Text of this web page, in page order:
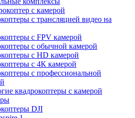
с камерой
с трансляцией видео на
с FPV камерой
с обычной камерой
с HD камерой
с 4К камерой
с профессиональной
квадрокоптеры с камерой
DJI